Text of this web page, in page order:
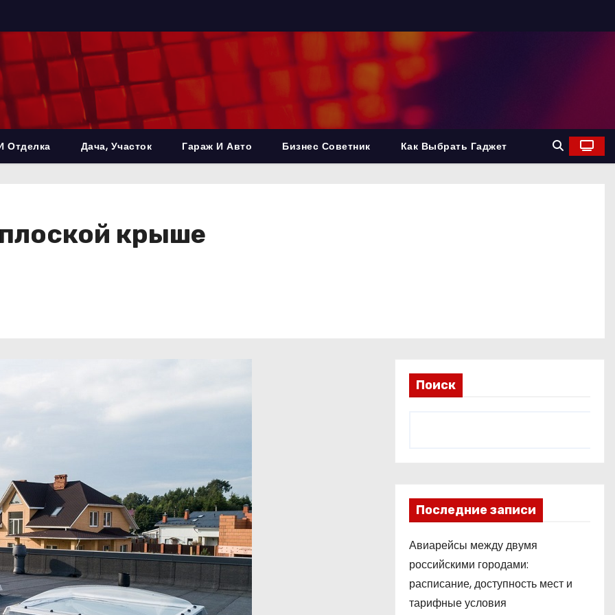
Отделка Дача, Участок Гараж И Авто Бизнес Советник Как Выбрать Гаджет
крыше
Поиск
Последние записи
Авиарейсы между двумя
российскими городами:
расписание, доступность мест и
тарифные условия